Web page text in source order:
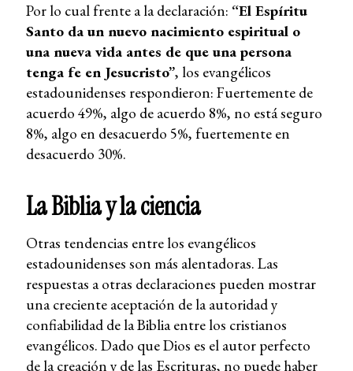
Por lo cual frente a la declaración: “El Espíritu
Santo da un nuevo nacimiento espiritual o
una nueva vida antes de que una persona
tenga fe en Jesucristo”, los evangélicos
estadounidenses respondieron: Fuertemente de
acuerdo 49%, algo de acuerdo 8%, no está seguro
8%, algo en desacuerdo 5%, fuertemente en
desacuerdo 30%.
La Biblia y la ciencia
Otras tendencias entre los evangélicos
estadounidenses son más alentadoras. Las
respuestas a otras declaraciones pueden mostrar
una creciente aceptación de la autoridad y
confiabilidad de la Biblia entre los cristianos
evangélicos. Dado que Dios es el autor perfecto
de la creación y de las Escrituras, no puede haber